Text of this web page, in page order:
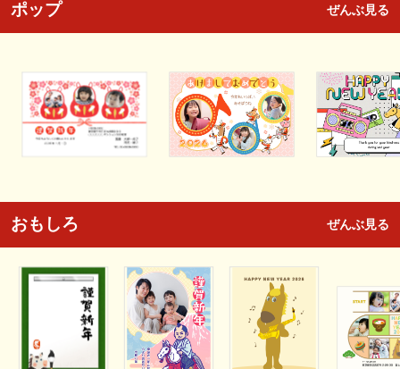
ポップ ぜんぶ見る
おもしろ ぜんぶ見る